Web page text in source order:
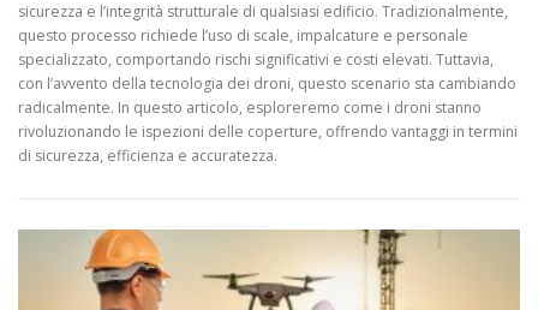
sicurezza e l’integrità strutturale di qualsiasi edificio. Tradizionalmente,
questo processo richiede l’uso di scale, impalcature e personale
specializzato, comportando rischi significativi e costi elevati. Tuttavia,
con l’avvento della tecnologia dei droni, questo scenario sta cambiando
radicalmente. In questo articolo, esploreremo come i droni stanno
rivoluzionando le ispezioni delle coperture, offrendo vantaggi in termini
di sicurezza, efficienza e accuratezza.